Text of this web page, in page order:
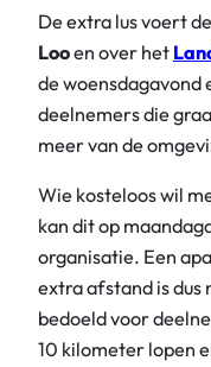
De extra lus voert
Looen over het
de woensdagavond
deelnemers die
meer van de
Wie kosteloos wil
kan dit op
organisatie. Een
extra afstand is dus
bedoeld voor
10 kilometer lopen